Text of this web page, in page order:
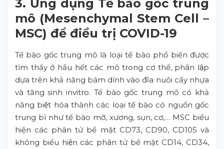
3. Ứng dụng Tế bào gốc trung
mô (Mesenchymal Stem Cell –
MSC) để điều trị COVID-19
Tế bào gốc trung mô là loại tế bào phổ biến được
tìm thấy ở hầu hết các mô trong cơ thể, phân lập
dựa trên khả năng bám dính vào đĩa nuôi cấy nhựa
và tăng sinh invitro. Tế bào gốc trung mô có khả
năng biệt hóa thành các loại tế bào có nguồn gốc
trung bì như tế bào mỡ, xương, sụn, cơ,… MSC biểu
hiện các phân tử bề mặt CD73, CD90, CD105 và
không biểu hiện các phân tử bề mặt CD14, CD34,